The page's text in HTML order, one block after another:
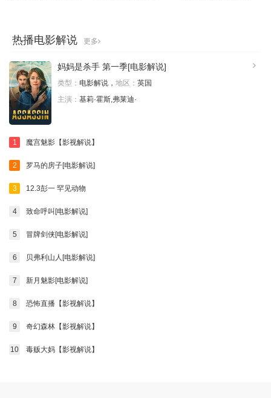
热播电影解说 更多
妈妈是杀手 第一季[电影解说]
类型： 电影解说， 地区： 英国
主演： 基莉·霍斯,弗莱迪·
1 魔宫魅影【影视解说】
2 罗马的房子[电影解说]
3 12.3彭一 罕见动物
4 致命呼叫[电影解说]
5 冒牌剑侠[电影解说]
6 贝弗利山人[电影解说]
7 新月魅影[电影解说]
8 恐怖直播【影视解说】
9 奇幻森林【影视解说】
10 毒贩大妈【影视解说】